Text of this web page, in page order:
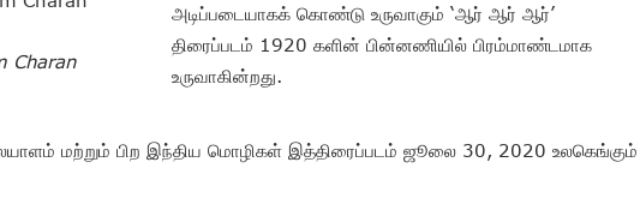
Charan
அடிப்படையாகக் கொண்டு உருவாகும் ‘ஆர் ஆர் ஆர்’
திரைப்படம் 1920 களின் பின்னணியில் பிரம்மாண்டமாக
உருவாகின்றது.
மற்றும் பிற இந்திய மொழிகள் இத்திரைப்படம் ஜூலை 30, 2020 உலகெங்கும்